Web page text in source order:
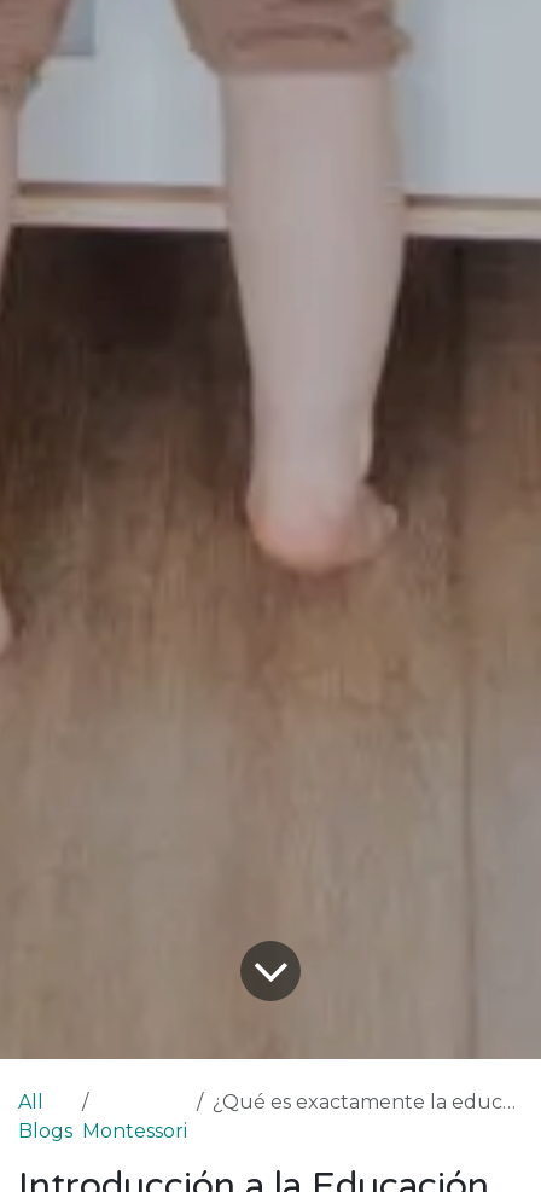
All
Blogs Montessori
¿Qué es exactamente la educación Montessori y en qué se diferencia de otros métodos educativos?